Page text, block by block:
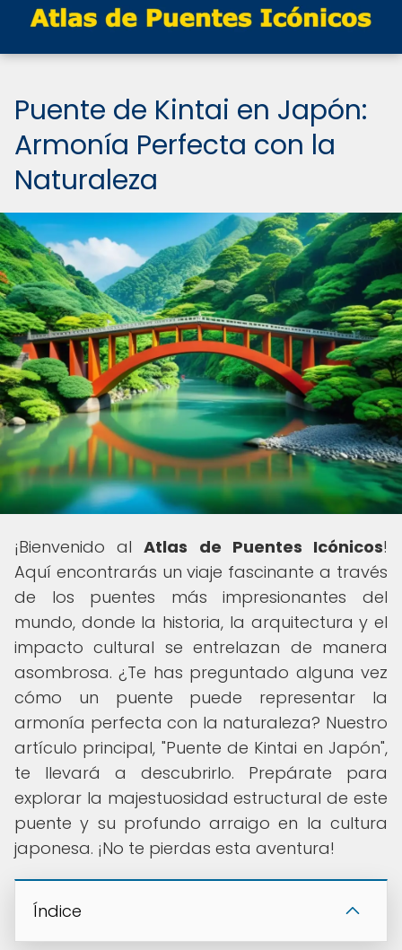
Puente de Kintai en Japón:
Armonía Perfecta con la
Naturaleza
¡Bienvenido alAtlas de Puentes Icónicos!
Aquí encontrarás un viaje fascinante a través
de los puentes más impresionantes del
mundo, donde la historia, la arquitectura y el
impacto cultural se entrelazan de manera
asombrosa. ¿Te has preguntado alguna vez
cómo un puente puede representar la
armonía perfecta con la naturaleza? Nuestro
artículo principal, "Puente de Kintai en Japón",
te llevará a descubrirlo. Prepárate para
explorar la majestuosidad estructural de este
puente y su profundo arraigo en la cultura
japonesa. ¡No te pierdas esta aventura!
Índice